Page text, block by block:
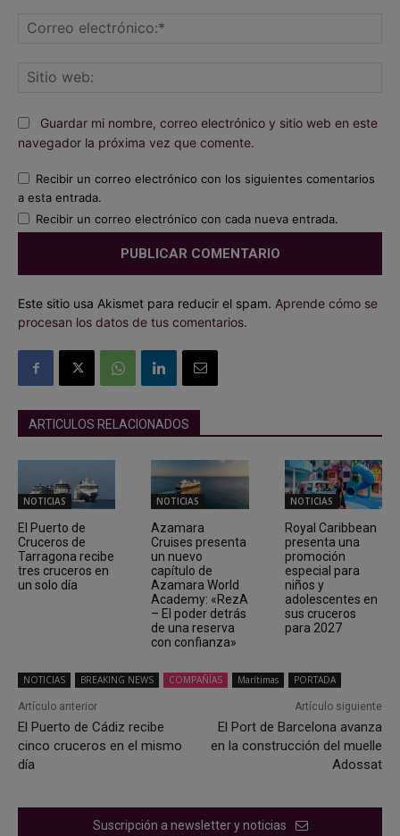
Guardar mi nombre, correo electrónico y sitio web en este
navegador la próxima vez que comente.
Recibir un correo electrónico con los siguientes comentarios
a esta entrada.
Recibir un correo electrónico con cada nueva entrada.
Este sitio usa Akismet para reducir el spam. Aprende cómo se
procesan los datos de tus comentarios.
ARTICULOS RELACIONADOS
NOTICIAS
El Puerto de
Cruceros de
Tarragona recibe
tres cruceros en
un solo día
NOTICIAS
Azamara
Cruises presenta
un nuevo
capítulo de
Azamara World
Academy: «RezA
– El poder detrás
de una reserva
con confianza»
NOTICIAS
Royal Caribbean
presenta una
promoción
especial para
niños y
adolescentes en
sus cruceros
para 2027
NOTICIAS BREAKING NEWS COMPAÑÍAS Marítimas PORTADA
Artículo anterior
El Puerto de Cádiz recibe
cinco cruceros en el mismo
día
Artículo siguiente
El Port de Barcelona avanza
en la construcción del muelle
Adossat
Suscripción a newsletter y noticias